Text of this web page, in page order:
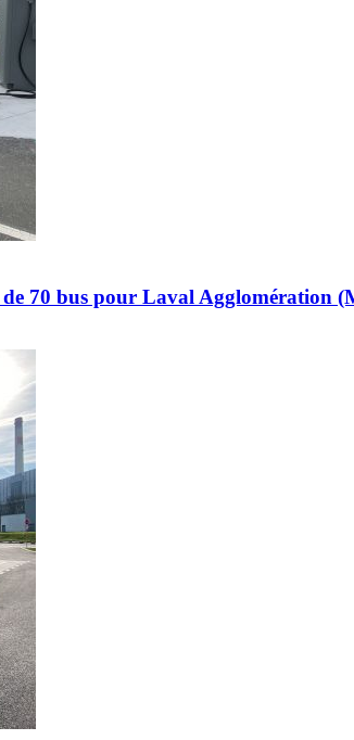
70 bus pour Laval Agglomération